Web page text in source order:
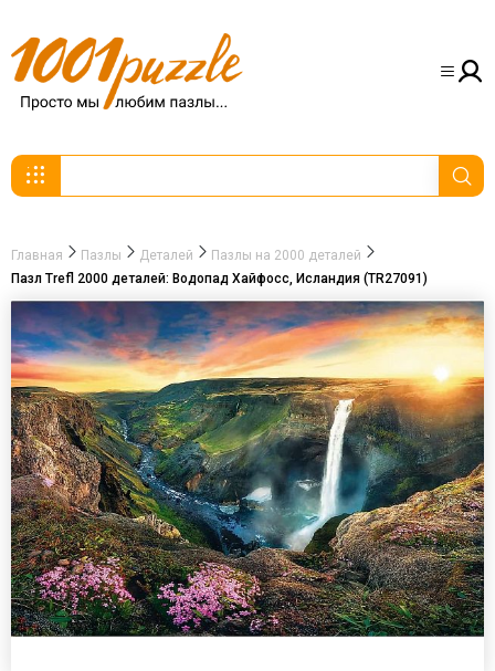
Главная Пазлы Деталей
Пазлы на 2000 деталей
Пазл Trefl 2000 деталей: Водопад Хайфосс, Исландия (TR27091)